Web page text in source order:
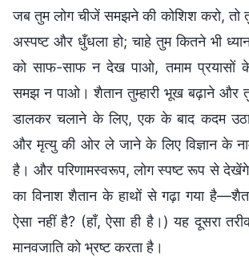
जब तुम लोग चीजें समझने की कोशिश करो, तो
अस्पष्ट और धुँधला हो; चाहे तुम कितने भी
को साफ-साफ न देख पाओ, तमाम प्रयासों
समझ न पाओ। शैतान तुम्हारी भूख बढ़ाने और
डालकर चलाने के लिए, एक के बाद कदम
और मृत्यु की ओर ले जाने के लिए विज्ञान के
है। और परिणामस्वरूप, लोग स्पष्ट रूप से देखेंगे
का विनाश शैतान के हाथों से गढ़ा गया
ऐसा नहीं है? (हाँ, ऐसा ही है।) यह दूसरा
मानवजाति को भ्रष्ट करता है।